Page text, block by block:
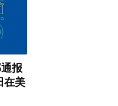
报
在美